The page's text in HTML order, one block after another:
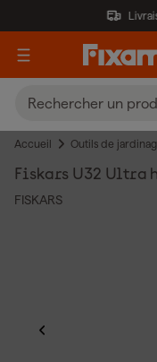
Accueil Outils de
Fiskars U32 Ultra
FISKARS